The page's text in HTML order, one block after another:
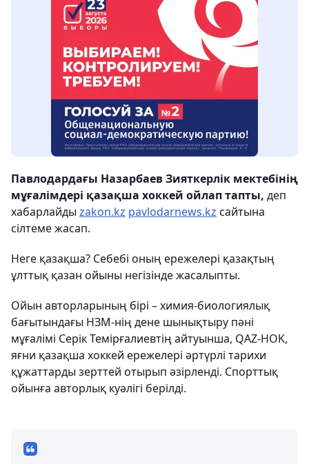
Павлодардағы Назарбаев Зияткерлік мектебінің
мұғалімдері қазақша хоккей ойлап тапты, деп
хабарлайды zakon.kz pavlodarnews.kz сайтына
сілтеме жасап.
Неге қазақша? Себебі оның ережелері қазақтың
ұлттық қазан ойыны негізінде жасалыпты.
Ойын авторларының бірі – химия-биологиялық
бағытындағы НЗМ-нің дене шынықтыру пәні
мұғалімі Серік Темірғалиевтің айтуынша, QAZ-HOK,
яғни қазақша хоккей ережелері әртүрлі тарихи
құжаттарды зерттей отырып әзірленді. Спорттық
ойынға авторлық куәлігі берілді.